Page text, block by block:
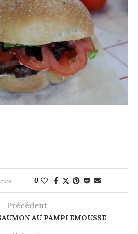
0
Précédent
AU PAMPLEMOUSSE